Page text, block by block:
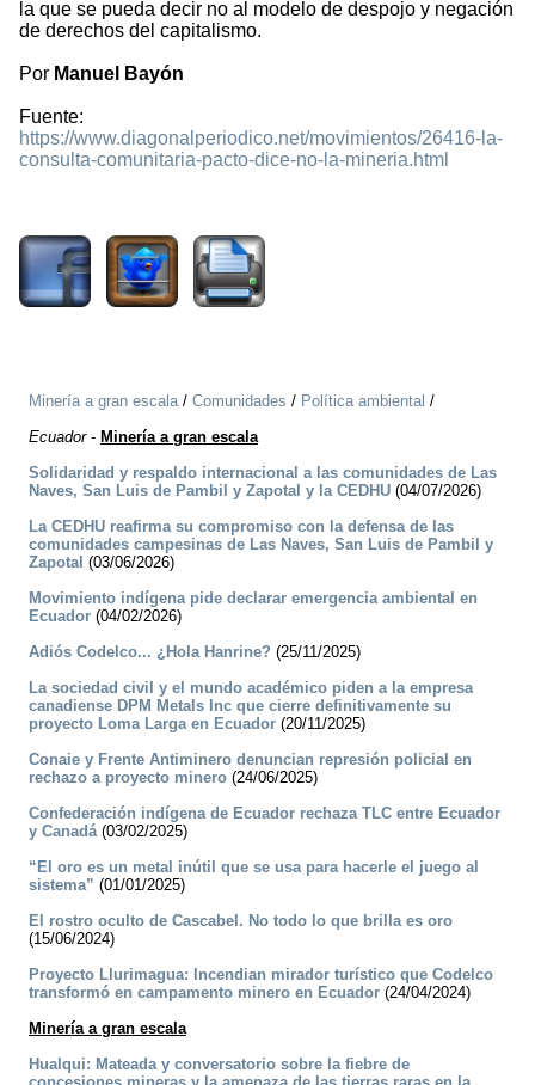
la que se pueda decir no al modelo de despojo y negación
de derechos del capitalismo.
Por Manuel Bayón
Fuente:
https://www.diagonalperiodico.net/movimientos/26416-la-
consulta-comunitaria-pacto-dice-no-la-mineria.html
Minería a gran escala/ Comunidades / Política ambiental /
Ecuador- Minería a gran escala
Solidaridad y respaldo internacional a las comunidades de Las
Naves, San Luis de Pambil y Zapotal y la CEDHU (04/07/2026)
La CEDHU reafirma su compromiso con la defensa de las
comunidades campesinas de Las Naves, San Luis de Pambil y
Zapotal (03/06/2026)
Movimiento indígena pide declarar emergencia ambiental en
Ecuador (04/02/2026)
­Adiós Codelco... ¿Hola Hanrine? (25/11/2025)
La sociedad civil y el mundo académico piden a la empresa
canadiense DPM Metals Inc que cierre definitivamente su
proyecto Loma Larga en Ecuador (20/11/2025)
Conaie y Frente Antiminero denuncian represión policial en
rechazo a proyecto minero (24/06/2025)
Confederación indígena de Ecuador rechaza TLC entre Ecuador
y Canadá(03/02/2025)
“El oro es un metal inútil que se usa para hacerle el juego al
sistema” (01/01/2025)
­El rostro oculto de Cascabel. No todo lo que brilla es oro
(15/06/2024)
Proyecto Llurimagua: Incendian mirador turístico que Codelco
transformó en campamento minero en Ecuador (24/04/2024)
Minería a gran escala
Hualqui: Mateada y conversatorio sobre la fiebre de